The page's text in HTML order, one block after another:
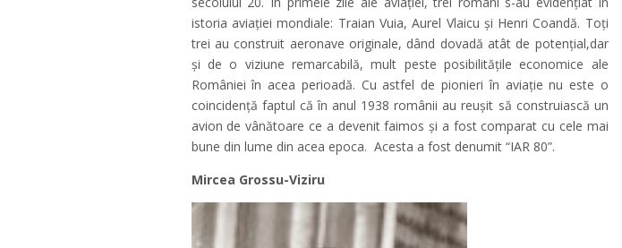
istoria aviației mondiale: Traian Vuia, Aurel Vlaicu și Henri Coandă. Toți
trei au construit aeronave originale, dând dovadă atât de potențial,dar
și de o viziune remarcabilă, mult peste posibilitățile economice ale
României în acea perioadă. Cu astfel de pionieri în aviație nu este o
coincidență faptul că în anul 1938 românii au reușit să construiască un
avion de vânătoare ce a devenit faimos și a fost comparat cu cele mai
bune din lume din acea epoca. Acesta a fost denumit “IAR 80”.
Mircea Grossu-Viziru